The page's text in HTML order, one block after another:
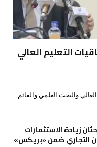
التعليم العالي
والبحث العلمي والقائم
زيادة الاستثمارات
التجاري ضمن «بريكس»